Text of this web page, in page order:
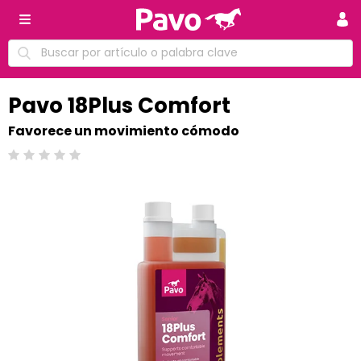
Pavo 18Plus Comfort
Favorece un movimiento cómodo
Calificación: 0 /5